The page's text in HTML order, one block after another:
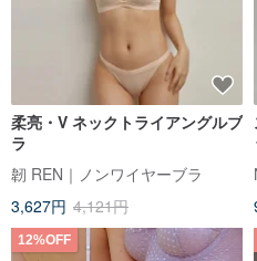
柔亮・V ネックトライアングルブ
ラ
韌 REN｜ノンワイヤーブラ
3,627円 4,121円
12%OFF